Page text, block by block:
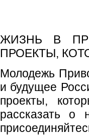
ЖИЗНЬ В
ПРОЕКТЫ,
Молодежь
и будущее
проекты,
рассказать